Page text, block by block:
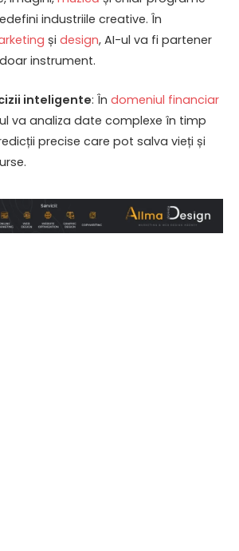
industriile creative. În
și design, AI-ul va fi partener
instrument.
inteligente: În domeniul financiar
va analiza date complexe în timp
precise care pot salva vieți și